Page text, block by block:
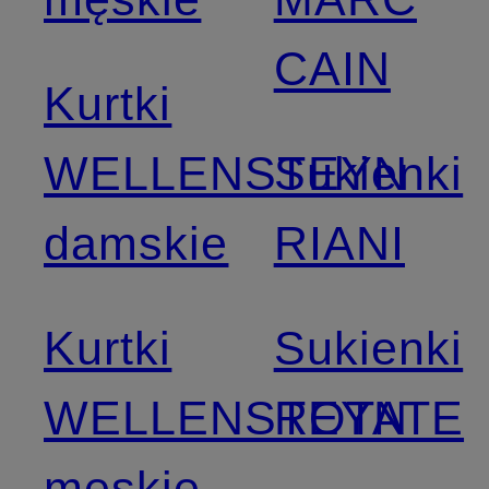
Kurtki
WELLENSTEYN
damskie
Kurtki
WELLENSTEYN
CAIN
Sukienki
RIANI
Sukienki
ROTATE